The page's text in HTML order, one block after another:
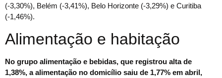
(-3,30%), Belém (-3,41%), Belo Horizonte (-3,29%) e Curitiba
(-1,46%).
Alimentação e habitação
No grupo alimentação e bebidas, que registrou alta de
1,38%, a alimentação no domicílio saiu de 1,77% em abril,